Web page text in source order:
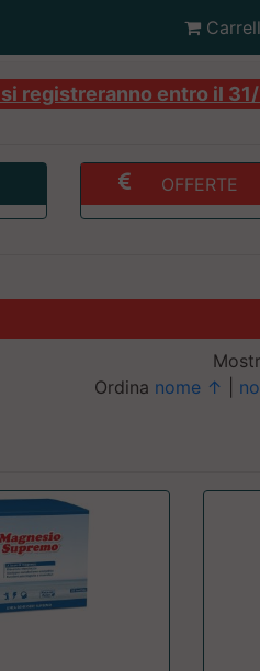
registreranno entro il
OFFERTE
Ordina nome ↑